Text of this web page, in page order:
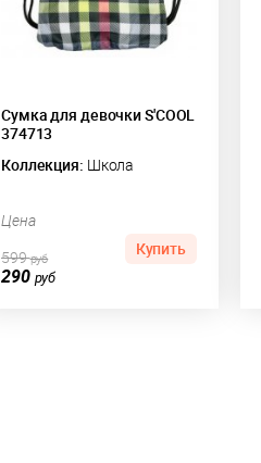
Сумка для девочки S'COOL
374713
Коллекция: Школа
Цена
290 руб
599руб Купить